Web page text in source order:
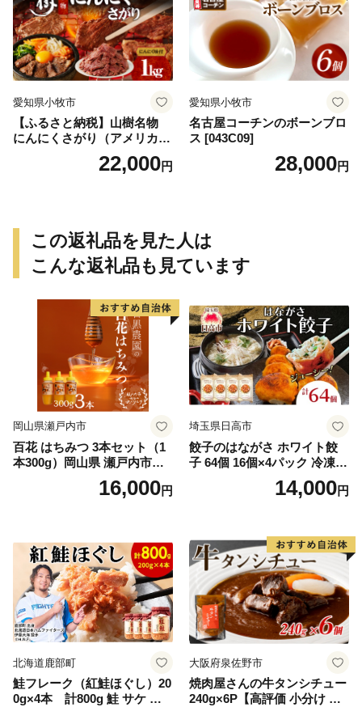
愛知県小牧市
【ふるさと納税】山樹名物
にんにくさがり（アメリカ産
22,000円
愛知県小牧市
名古屋コーチンのボーンブロ
ス [043C09]
28,000円
この返礼品を見た人は
こんな返礼品も見ています
岡山県瀬戸内市
百花 はちみつ 3本セット（1
本300g）岡山県 瀬戸内市産
石黒農園 ヨーグルト パン 砂
糖の代わり 香り高い いい香
16,000円
埼玉県日高市
餃子のはながさ ホワイト餃
子 64個 16個×4パック 冷凍
中華 点心 B級グルメ ご当地
野菜 おつまみ おかず 簡単調
ー ギフト お取り寄せ 日高市
14,000円
北海道鹿部町
鮭フレーク（紅鮭ほぐし）20
0g×4本 計800g 鮭 サケ 鮭
大阪府泉佐野市
焼肉屋さんの牛タンシチュー
240g×6P【高評価 小分け 惣